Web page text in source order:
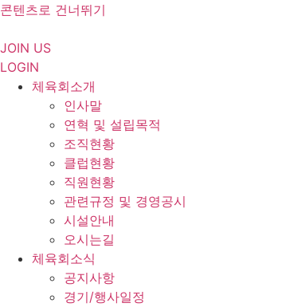
콘텐츠로 건너뛰기
JOIN US
LOGIN
체육회소개
인사말
연혁 및 설립목적
조직현황
클럽현황
직원현황
관련규정 및 경영공시
시설안내
오시는길
체육회소식
공지사항
경기/행사일정